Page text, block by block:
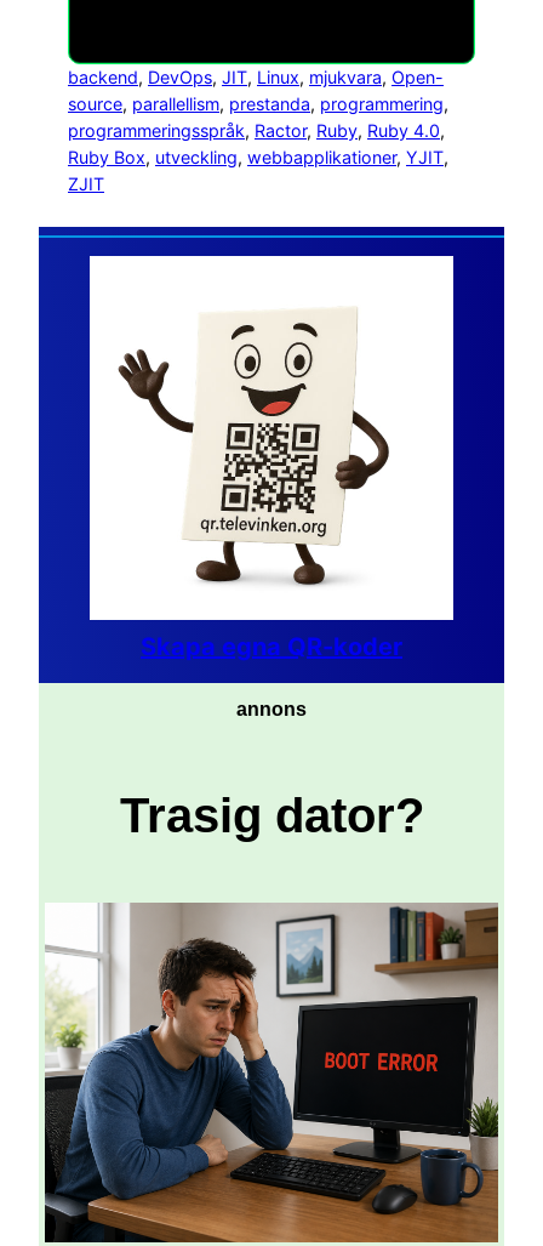
backend, DevOps, JIT, Linux, mjukvara, Open-
source, parallellism, prestanda, programmering
programmeringsspråk, Ractor, Ruby, Ruby 4.0
Ruby Box, utveckling, webbapplikationer, YJIT
ZJIT
Skapa egna QR-koder
annons
Trasig dator?